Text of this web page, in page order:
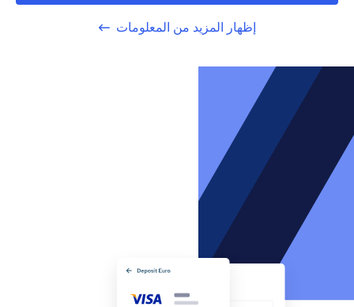
إظهار المزيد من المعلومات